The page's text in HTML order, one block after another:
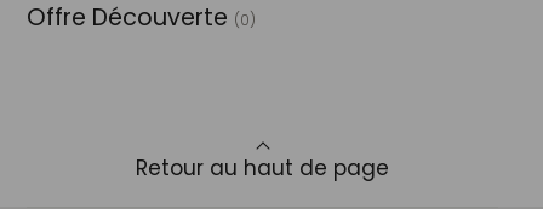
Offre Découverte (0)
Retour au haut de page